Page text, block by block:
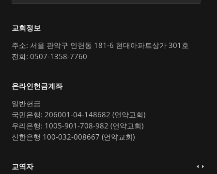
교회정보
주소: 서울 관악구 인헌동 181-6 현대아파트상가 301호
전화: 0507-1358-7760
온라인헌금계좌
일반헌금
국민은행: 206001-04-148682 (언약교회)
우리은행: 1005-901-708-982 (언약교회)
신한은행 100-032-008667 (언약교회)
교역자